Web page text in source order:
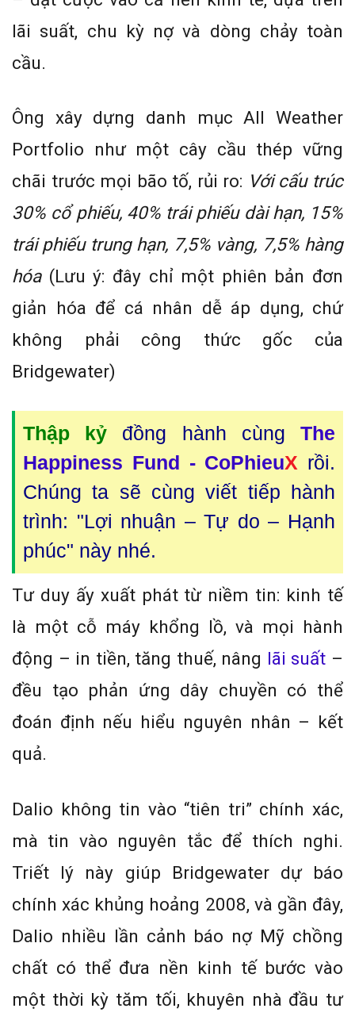
lãi suất, chu kỳ nợ và dòng chảy toàn
cầu.
Ông xây dựng danh mục All Weather
Portfolio như một cây cầu thép vững
chãi trước mọi bão tố, rủi ro: Với cấu trúc
30% cổ phiếu, 40% trái phiếu dài hạn, 15%
trái phiếu trung hạn, 7,5% vàng, 7,5% hàng
hóa(Lưu ý: đây chỉ một phiên bản đơn
giản hóa để cá nhân dễ áp dụng, chứ
không phải công thức gốc của
Bridgewater)
Thập kỷ đồng hành cùngThe
Happiness Fund - CoPhieuX rồi.
Chúng ta sẽ cùng viết tiếp hành
trình: "Lợi nhuận – Tự do – Hạnh
phúc" này nhé.
Tư duy ấy xuất phát từ niềm tin: kinh tế
là một cỗ máy khổng lồ, và mọi hành
động – in tiền, tăng thuế, nâng lãi suất –
đều tạo phản ứng dây chuyền có thể
đoán định nếu hiểu nguyên nhân – kết
quả.
Dalio không tin vào “tiên tri” chính xác,
mà tin vào nguyên tắc để thích nghi.
Triết lý này giúp Bridgewater dự báo
chính xác khủng hoảng 2008, và gần đây,
Dalio nhiều lần cảnh báo nợ Mỹ chồng
chất có thể đưa nền kinh tế bước vào
một thời kỳ tăm tối, khuyên nhà đầu tư